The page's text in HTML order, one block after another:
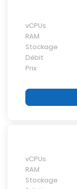
vCPUs
RAM
Stockage
Débit
Prix
vCPUs
RAM
Stockage